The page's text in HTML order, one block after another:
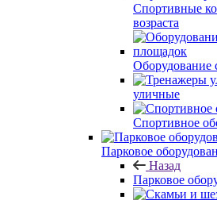
Спортивные
возраста
Оборудование
уличные
Спортивное
Парковое
Назад
Парковое